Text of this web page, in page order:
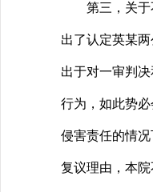
第三，关于不
出了认定英某
出于对一审判
行为，如此势
侵害责任的情
复议理由，本院